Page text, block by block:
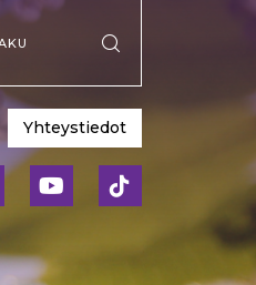
sivustolta
Yhteystiedot